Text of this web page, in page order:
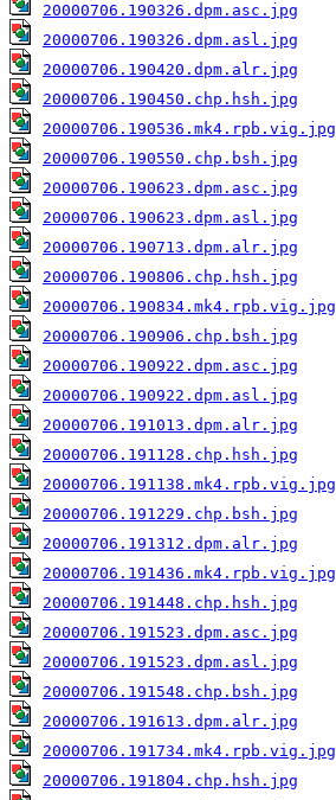
20000706.190326.dpm.asc.jpg
20000706.190326.dpm.asl.jpg
20000706.190420.dpm.alr.jpg
20000706.190450.chp.hsh.jpg
20000706.190536.mk4.rpb.vig.jpg
20000706.190550.chp.bsh.jpg
20000706.190623.dpm.asc.jpg
20000706.190623.dpm.asl.jpg
20000706.190713.dpm.alr.jpg
20000706.190806.chp.hsh.jpg
20000706.190834.mk4.rpb.vig.jpg
20000706.190906.chp.bsh.jpg
20000706.190922.dpm.asc.jpg
20000706.190922.dpm.asl.jpg
20000706.191013.dpm.alr.jpg
20000706.191128.chp.hsh.jpg
20000706.191138.mk4.rpb.vig.jpg
20000706.191229.chp.bsh.jpg
20000706.191312.dpm.alr.jpg
20000706.191436.mk4.rpb.vig.jpg
20000706.191448.chp.hsh.jpg
20000706.191523.dpm.asc.jpg
20000706.191523.dpm.asl.jpg
20000706.191548.chp.bsh.jpg
20000706.191613.dpm.alr.jpg
20000706.191734.mk4.rpb.vig.jpg
20000706.191804.chp.hsh.jpg